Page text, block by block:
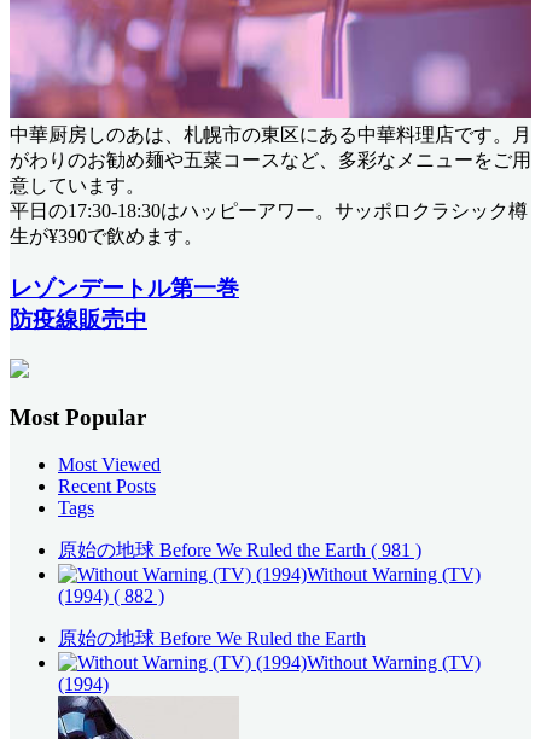
中華厨房しのあは、札幌市の東区にある中華料理店です。月
がわりのお勧め麺や五菜コースなど、多彩なメニューをご用
意しています。
平日の17:30-18:30はハッピーアワー。サッポロクラシック樽
生が¥390で飲めます。
レゾンデートル第一巻
防疫線販売中
Most Popular
Most Viewed
Recent Posts
Tags
原始の地球 Before We Ruled the Earth ( 981 )
Without Warning (TV)
(1994) ( 882 )
原始の地球 Before We Ruled the Earth
Without Warning (TV)
(1994)